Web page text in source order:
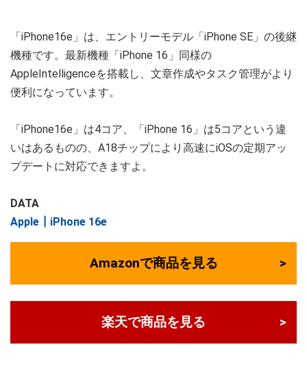
「iPhone16e」は、エントリーモデル「iPhone SE」の後継
機種です。最新機種「iPhone 16」同様の
AppleIntelligenceを搭載し、文章作成やタスク管理がより
便利になっています。
「iPhone16e」は4コア、「iPhone 16」は5コアという違
いはあるものの、A18チップにより高速にiOSの定期アッ
プデートに対応できますよ。
DATA
Apple┃iPhone 16e
Amazonで商品を見る
楽天で商品を見る